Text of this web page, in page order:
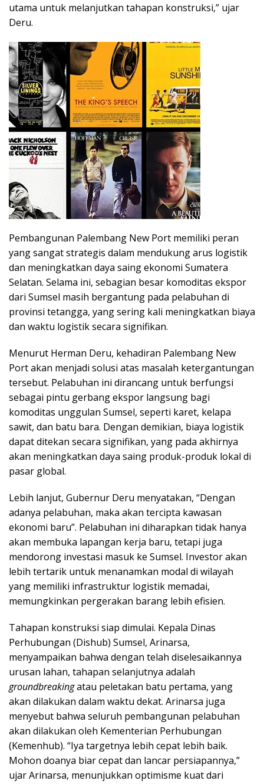
utama untuk melanjutkan tahapan konstruksi,” ujar
Deru.
Pembangunan Palembang New Port memiliki peran
yang sangat strategis dalam mendukung arus logistik
dan meningkatkan daya saing ekonomi Sumatera
Selatan. Selama ini, sebagian besar komoditas ekspor
dari Sumsel masih bergantung pada pelabuhan di
provinsi tetangga, yang sering kali meningkatkan biaya
dan waktu logistik secara signifikan.
Menurut Herman Deru, kehadiran Palembang New
Port akan menjadi solusi atas masalah ketergantungan
tersebut. Pelabuhan ini dirancang untuk berfungsi
sebagai pintu gerbang ekspor langsung bagi
komoditas unggulan Sumsel, seperti karet, kelapa
sawit, dan batu bara. Dengan demikian, biaya logistik
dapat ditekan secara signifikan, yang pada akhirnya
akan meningkatkan daya saing produk-produk lokal di
pasar global.
Lebih lanjut, Gubernur Deru menyatakan, “Dengan
adanya pelabuhan, maka akan tercipta kawasan
ekonomi baru”. Pelabuhan ini diharapkan tidak hanya
akan membuka lapangan kerja baru, tetapi juga
mendorong investasi masuk ke Sumsel. Investor akan
lebih tertarik untuk menanamkan modal di wilayah
yang memiliki infrastruktur logistik memadai,
memungkinkan pergerakan barang lebih efisien.
Tahapan konstruksi siap dimulai. Kepala Dinas
Perhubungan (Dishub) Sumsel, Arinarsa,
menyampaikan bahwa dengan telah diselesaikannya
urusan lahan, tahapan selanjutnya adalah
groundbreakingatau peletakan batu pertama, yang
akan dilakukan dalam waktu dekat. Arinarsa juga
menyebut bahwa seluruh pembangunan pelabuhan
akan dilakukan oleh Kementerian Perhubungan
(Kemenhub). “Iya targetnya lebih cepat lebih baik.
Mohon doanya biar cepat dan lancar persiapannya,”
ujar Arinarsa, menunjukkan optimisme kuat dari